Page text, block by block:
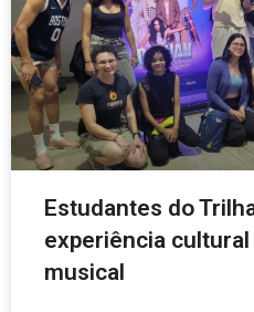
Estudantes do
experiência
musical